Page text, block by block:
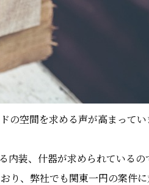
の空間を求める声が高まってい
装、什器が求められているの
、弊社でも関東一円の案件